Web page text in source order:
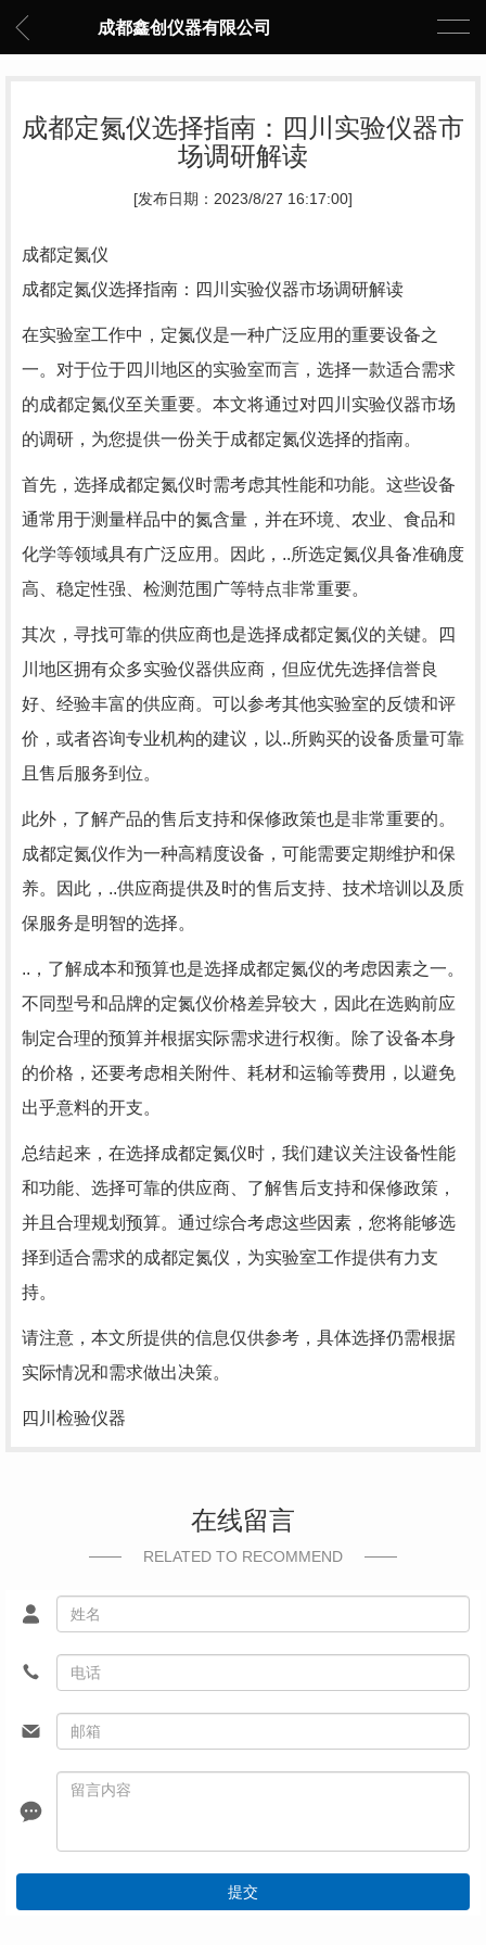
成都鑫创仪器有限公司
成都定氮仪选择指南：四川实验仪器市
场调研解读
[发布日期：2023/8/27 16:17:00]
成都定氮仪
成都定氮仪选择指南：四川实验仪器市场调研解读
在实验室工作中，定氮仪是一种广泛应用的重要设备之
一。对于位于四川地区的实验室而言，选择一款适合需求
的成都定氮仪至关重要。本文将通过对四川实验仪器市场
的调研，为您提供一份关于成都定氮仪选择的指南。
首先，选择成都定氮仪时需考虑其性能和功能。这些设备
通常用于测量样品中的氮含量，并在环境、农业、食品和
化学等领域具有广泛应用。因此，..所选定氮仪具备准确度
高、稳定性强、检测范围广等特点非常重要。
其次，寻找可靠的供应商也是选择成都定氮仪的关键。四
川地区拥有众多实验仪器供应商，但应优先选择信誉良
好、经验丰富的供应商。可以参考其他实验室的反馈和评
价，或者咨询专业机构的建议，以..所购买的设备质量可靠
且售后服务到位。
此外，了解产品的售后支持和保修政策也是非常重要的。
成都定氮仪作为一种高精度设备，可能需要定期维护和保
养。因此，..供应商提供及时的售后支持、技术培训以及质
保服务是明智的选择。
..，了解成本和预算也是选择成都定氮仪的考虑因素之一。
不同型号和品牌的定氮仪价格差异较大，因此在选购前应
制定合理的预算并根据实际需求进行权衡。除了设备本身
的价格，还要考虑相关附件、耗材和运输等费用，以避免
出乎意料的开支。
总结起来，在选择成都定氮仪时，我们建议关注设备性能
和功能、选择可靠的供应商、了解售后支持和保修政策，
并且合理规划预算。通过综合考虑这些因素，您将能够选
择到适合需求的成都定氮仪，为实验室工作提供有力支
持。
请注意，本文所提供的信息仅供参考，具体选择仍需根据
实际情况和需求做出决策。
四川检验仪器
在线留言
RELATED TO RECOMMEND
提交